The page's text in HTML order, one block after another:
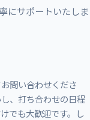
にサポートいたしま
問い合わせくださ
、打ち合わせの日程
でも大歓迎です。し